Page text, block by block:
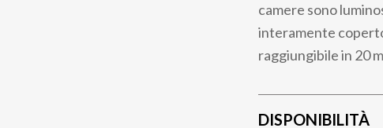
camere sono
interamente
raggiungibile in 20
DISPONIBILITÀ